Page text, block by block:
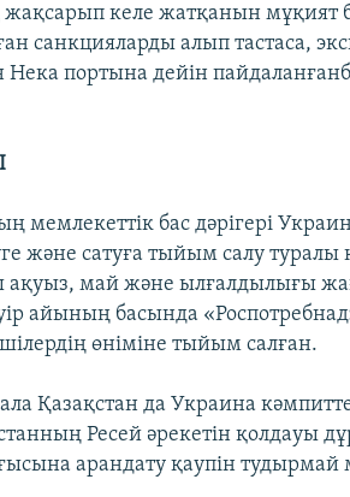
келе жатқанын мұқият
санкцияларды алып тастаса,
портына дейін
мемлекеттік бас дәрігері
және сатуға тыйым салу туралы
ақуыз, май және ылғалдылығы
айының басында
өніміне тыйым салған.
Қазақстан да Украина
Ресей әрекетін қолдауы
арандату қаупін тудырмай